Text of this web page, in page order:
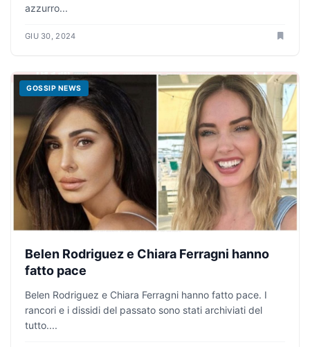
azzurro...
GIU 30, 2024
GOSSIP NEWS
Belen Rodriguez e Chiara Ferragni hanno
fatto pace
Belen Rodriguez e Chiara Ferragni hanno fatto pace. I
rancori e i dissidi del passato sono stati archiviati del
tutto....